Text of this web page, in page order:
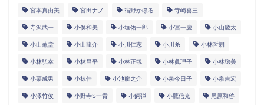
宮本真由美 宮田ナノ 宿野かほる 寺崎喜三
寺沢武一 小俣和美 小垣佑一郎 小宮一慶 小山慶太
小山薫堂 小山龍介 小川仁志 小川糸 小林哲朗
小林弘幸 小林昌平 小林正観 小林眞理子 小林聡美
小栗成男 小椋佳 小池龍之介 小泉今日子 小泉吉宏
小澤竹俊 小野寺S一貴 小飼弾 小鷹信光 尾原和啓